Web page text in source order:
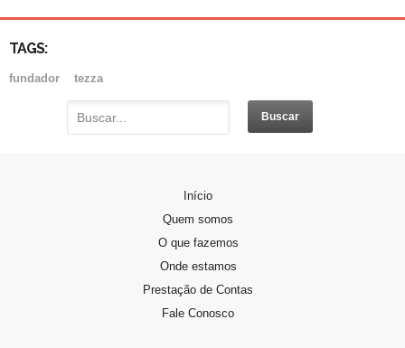
TAGS:
fundador tezza
Início
Quem somos
O que fazemos
Onde estamos
Prestação de Contas
Fale Conosco